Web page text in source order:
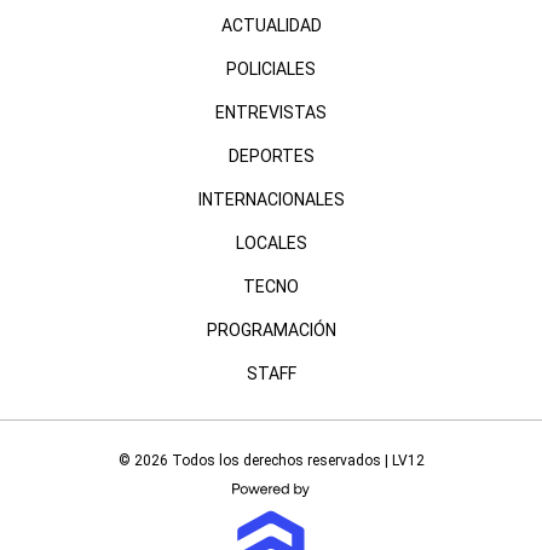
ACTUALIDAD
POLICIALES
ENTREVISTAS
DEPORTES
INTERNACIONALES
LOCALES
TECNO
PROGRAMACIÓN
STAFF
© 2026 Todos los derechos reservados | LV12